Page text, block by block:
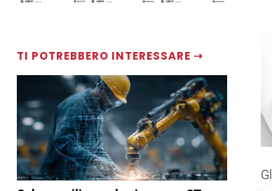
TI POTREBBERO INTERESSARE ⇢